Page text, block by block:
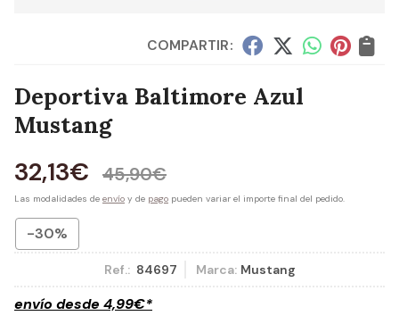
COMPARTIR:
Deportiva Baltimore Azul
Mustang
32,13€ 45,90€
Las modalidades de envío y de pago pueden variar el importe final del pedido.
-30%
Ref.: 84697 Marca: Mustang
envío desde 4,99€*